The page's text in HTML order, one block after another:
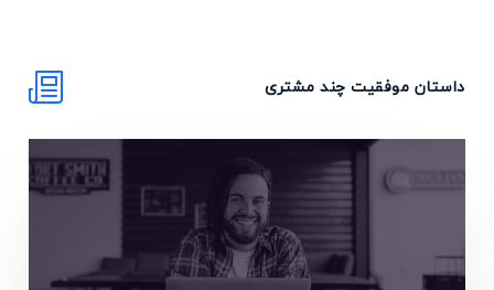
داستان‌ موفقیت چند مشتری